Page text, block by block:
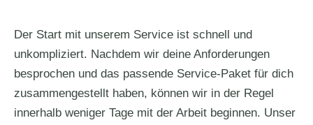
Der Start mit unserem Service ist schnell und
unkompliziert. Nachdem wir deine Anforderungen
besprochen und das passende Service-Paket für dich
zusammengestellt haben, können wir in der Regel
innerhalb weniger Tage mit der Arbeit beginnen. Unser